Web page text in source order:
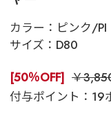
カラー： ピンク/PI
サイズ： D80
[50％OFF] ￥
付与ポイント：19